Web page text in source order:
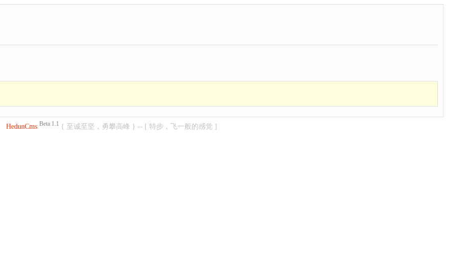
HedunCms Beta 1.1 { 至诚至坚，勇攀高峰 } -- [ 特步，飞一般的感觉 ]